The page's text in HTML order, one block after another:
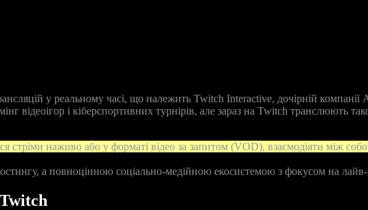
у реальному часі, що належить Twitch Interactive, дочірній компанії
відеоігор і кіберспортивних турнірів, але зараз на Twitch транслюють
стріми наживо або у форматі відео за запитом (VOD), взаємодіяти між
а повноцінною соціально‑медійною екосистемою з фокусом на